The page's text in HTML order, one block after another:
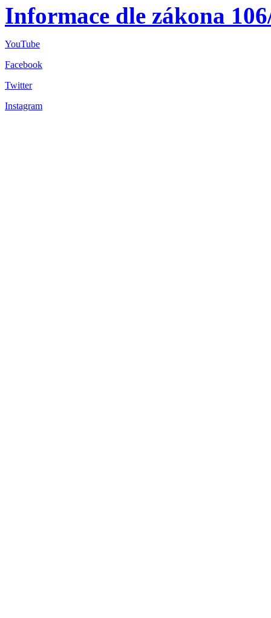
Informace dle zákona
YouTube
Facebook
Twitter
Instagram